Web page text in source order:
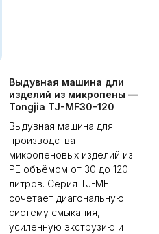
Выдувная машина дли
изделий из микропены —
Tongjia TJ-MF30-120
Выдувная машина для
производства
микропеновых изделий из
PE объёмом от 30 до 120
литров. Серия TJ-MF
сочетает диагональную
систему смыкания,
усиленную экструзию и